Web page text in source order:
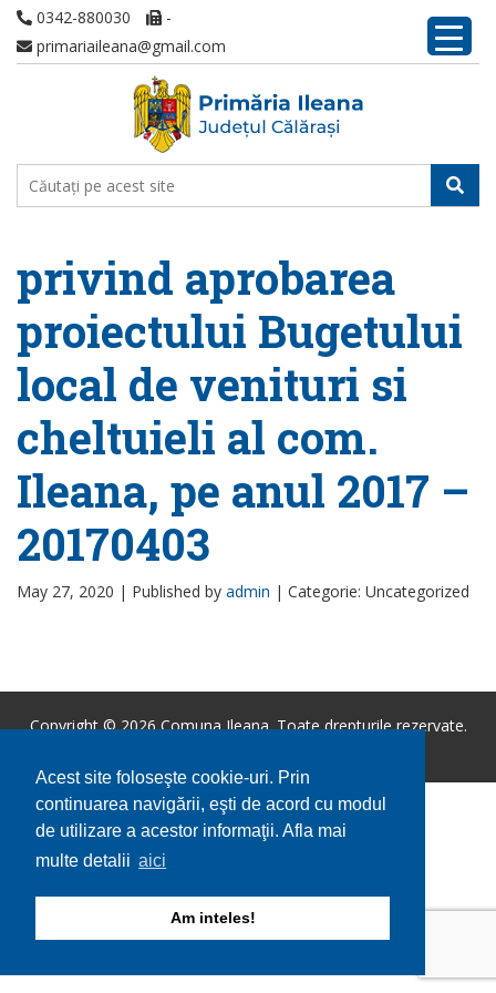
Acest site foloseşte cookie-uri. Prin
continuarea navigării, eşti de acord cu modul
de utilizare a acestor informaţii. Afla mai
multe detalii aici
Am inteles!
0342-880030
-
primariaileana@gmail.com
privind aprobarea
proiectului Bugetului
local de venituri si
cheltuieli al com.
Ileana, pe anul 2017 –
20170403
May 27, 2020 | Published by admin | Categorie: Uncategorized
Copyright © 2026 Comuna Ileana. Toate drepturile rezervate.